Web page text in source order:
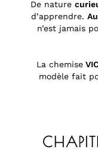
De nature
d’apprendre.
n’est jamais
La chemise
modèle fait